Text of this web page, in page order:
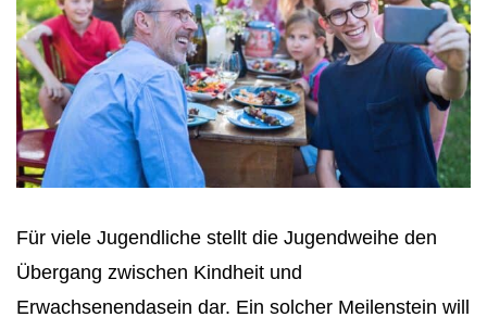
Für viele Jugendliche stellt die Jugendweihe den
Übergang zwischen Kindheit und
Erwachsenendasein dar. Ein solcher Meilenstein will